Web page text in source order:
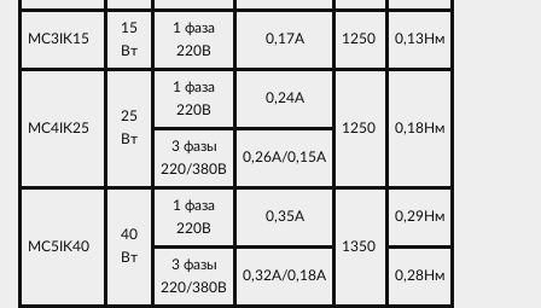
MC3IK15
15
Вт
1 фаза
220В
0,17А 1250 0,13Нм
MC4IK25
25
Вт
1 фаза
220В
0,24А
1250
0,18Нм
3 фазы
220/380В
0,26А/0,15А
MC5IK40
40
Вт
1 фаза
220В
0,35А
1350
0,29Нм
3 фазы
220/380В
0,32А/0,18А 0,28Нм